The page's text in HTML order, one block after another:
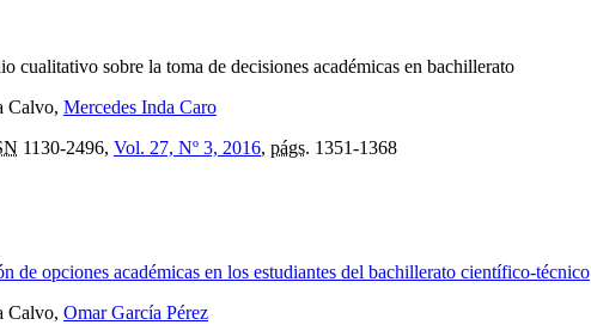
cualitativo sobre la toma de decisiones académicas en bachillerato
Calvo, Mercedes Inda Caro
1130-2496, Vol. 27, Nº 3, 2016, págs. 1351-1368
de opciones académicas en los estudiantes del bachillerato científico-técnico
Calvo, Omar García Pérez